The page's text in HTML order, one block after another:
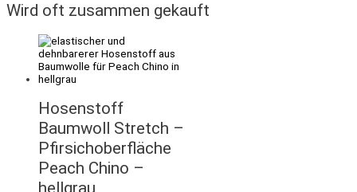
Wird oft zusammen gekauft
Hosenstoff
Baumwoll Stretch –
Pfirsichoberfläche
Peach Chino –